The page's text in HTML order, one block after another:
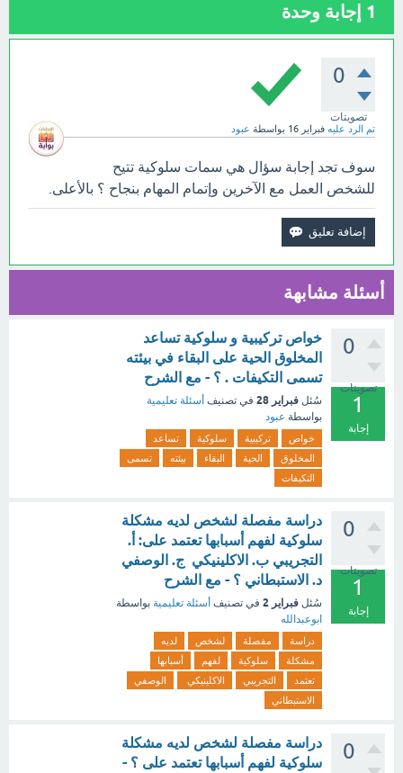
1 إجابة وحدة
0
تصويتات
تم الرد عليه فبراير 16 بواسطة عبود
سوف تجد إجابة سؤال هي سمات سلوكية تتيح
للشخص العمل مع الآخرين وإتمام المهام بنجاح ؟ بالأعلى.
أسئلة مشابهة
0
تصويتات
1
إجابة
خواص تركيبية و سلوكية تساعد
المخلوق الحية على البقاء في بيئته
تسمى التكيفات . ؟ - مع الشرح
سُئل فبراير 28 في تصنيف أسئلة تعليمية
بواسطة عبود
خواص تركيبية سلوكية
تساعد
المخلوق
الحية البقاء بيئته
تسمى
التكيفات
0
تصويتات
1
إجابة
دراسة مفصلة لشخص لديه مشكلة
سلوكية لفهم أسبابها تعتمد على: أ.
التجريبي ب. الاكلينيكي ج. الوصفي
د. الاستبطاني ؟ - مع الشرح
سُئل فبراير 2 في تصنيف أسئلة تعليمية بواسطة
ابوعبدالله
دراسة مفصلة لشخص
لديه
مشكلة
سلوكية لفهم
أسبابها
تعتمد
التجريبي الاكلينيكي
الوصفي
الاستبطاني
0
دراسة مفصلة لشخص لديه مشكلة
سلوكية لفهم أسبابها تعتمد على ؟ -